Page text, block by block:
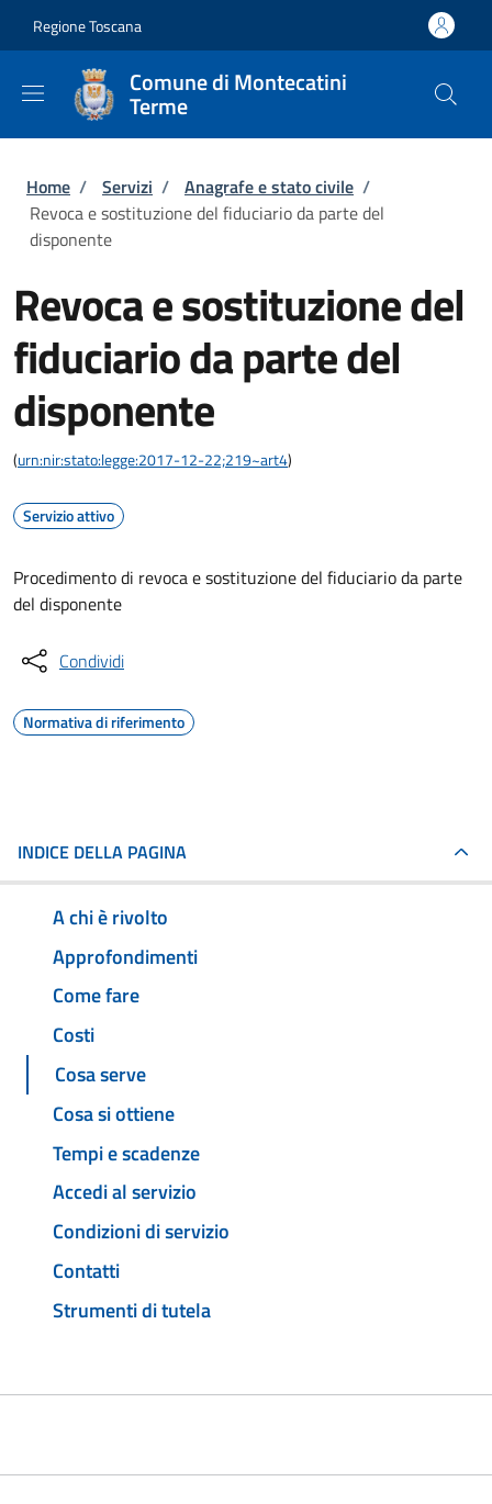
Regione Toscana
Comune di Montecatini
Terme
Briciole di pane
Home / Servizi / Anagrafe e stato civile /
Revoca e sostituzione del fiduciario da parte del
disponente
Revoca e sostituzione del
fiduciario da parte del
disponente
(urn:nir:stato:legge:2017-12-22;219~art4)
Servizio attivo
Procedimento di revoca e sostituzione del fiduciario da parte
del disponente
Condividi
Normativa di riferimento
INDICE DELLA PAGINA
A chi è rivolto
Approfondimenti
Come fare
Costi
Cosa serve
Cosa si ottiene
Tempi e scadenze
Accedi al servizio
Condizioni di servizio
Contatti
Strumenti di tutela